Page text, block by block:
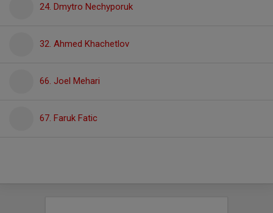
24. Dmytro Nechyporuk
32. Ahmed Khachetlov
66. Joel Mehari
67. Faruk Fatic